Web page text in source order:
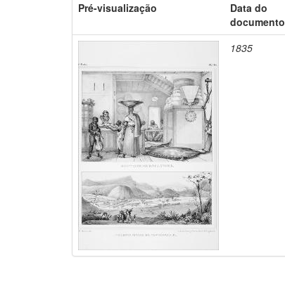
Pré-visualização
Data do
documento
1835